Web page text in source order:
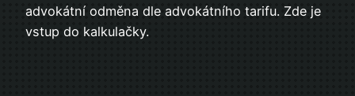
advokátní odměna dle advokátního tarifu. Zde je
vstup do kalkulačky.